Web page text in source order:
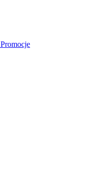
Promocje